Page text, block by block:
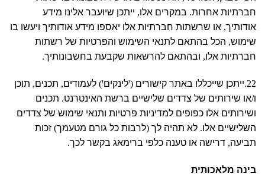
חברתיות אחרות. במקרים אלו, ייתכן שיועבר אלינו מידע
אודותיך, או שרשתות חברתיות אלו יאספו מידע אודותיך ויעשו בו
שימוש, הכל בהתאם לתנאי השימוש והפרטיות של רשתות
חברתיות אלו, ובהתאם להרשאות שקבעת בחשבונותיך.
22. ייתכן שייכללו באתר קישורים ('לינקים') לעמודים, תכנים, תוכן
ו/או שירותים של צדדים שלישיים ברשת האינטרנט. תכנים
ושירותים אלו כפופים למדיניות פרטיות ותנאי שימוש של צדדים
השלישיים אלו. לא תהיה לך (לרבות כל גורם מטעמך) זכות
תביעה, דרישה או טענה כלפי ברימאג בקשר לכך.
בינה מלאכותית